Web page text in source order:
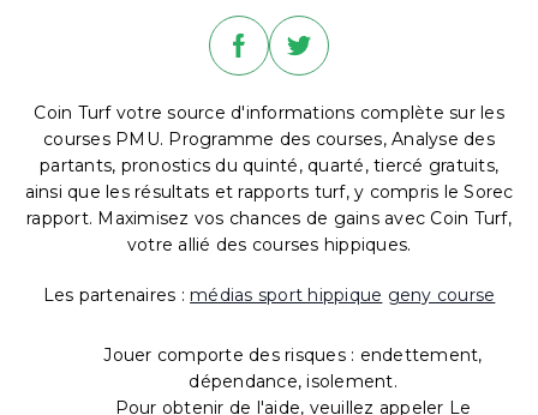
Coin Turf votre source d'informations complète sur les
courses PMU. Programme des courses, Analyse des
partants, pronostics du quinté, quarté, tiercé gratuits,
ainsi que les résultats et rapports turf, y compris le Sorec
rapport. Maximisez vos chances de gains avec Coin Turf,
votre allié des courses hippiques.
Les partenaires : médias sport hippique geny course
Jouer comporte des risques : endettement,
dépendance, isolement.
Pour obtenir de l'aide, veuillez appeler Le